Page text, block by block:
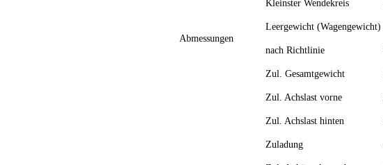
Abmessungen
Kleinster Wendekreis
Leergewicht (Wagengewicht)
nach Richtlinie
Zul. Gesamtgewicht
Zul. Achslast vorne
Zul. Achslast hinten
Zuladung